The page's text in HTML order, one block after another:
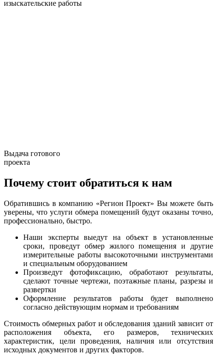
изыскательские работы
Выдача готового
проекта
Почему стоит обратиться к нам
Обратившись в компанию «Регион Проект» Вы можете быть
уверены, что услуги обмера помещений будут оказаны точно,
профессионально, быстро.
Наши эксперты выедут на объект в установленные
сроки, проведут обмер жилого помещения и другие
измерительные работы высокоточными инструментами
и специальным оборудованием
Произведут фотофиксацию, обработают результаты,
сделают точные чертежи, поэтажные планы, разрезы и
развертки
Оформление результатов работы будет выполнено
согласно действующим нормам и требованиям
Стоимость обмерных работ и обследования зданий зависит от
расположения объекта, его размеров, технических
характеристик, цели проведения, наличия или отсутствия
исходных документов и других факторов.